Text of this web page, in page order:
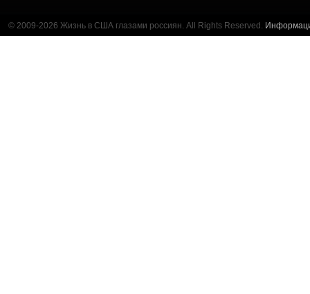
© 2009-2026 Жизнь в США глазами россиян. All Rights Reserved.